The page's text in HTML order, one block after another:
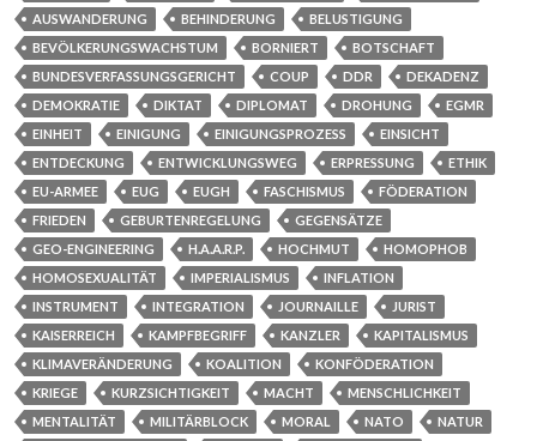
AUSWANDERUNG
BEHINDERUNG
BELUSTIGUNG
BEVÖLKERUNGSWACHSTUM
BORNIERT
BOTSCHAFT
BUNDESVERFASSUNGSGERICHT
COUP DDR
DEKADENZ
DEMOKRATIE
DIKTAT DIPLOMAT DROHUNG
EGMR
EINHEIT
EINIGUNG EINIGUNGSPROZESS
EINSICHT
ENTDECKUNG
ENTWICKLUNGSWEG ERPRESSUNG
ETHIK
EU-ARMEE
EUG EUGH FASCHISMUS
FÖDERATION
FRIEDEN
GEBURTENREGELUNG
GEGENSÄTZE
GEO-ENGINEERING
H.A.A.R.P. HOCHMUT
HOMOPHOB
HOMOSEXUALITÄT
IMPERIALISMUS
INFLATION
INSTRUMENT
INTEGRATION JOURNAILLE
JURIST
KAISERREICH
KAMPFBEGRIFF KANZLER
KAPITALISMUS
KLIMAVERÄNDERUNG
KOALITION
KONFÖDERATION
KRIEGE
KURZSICHTIGKEIT MACHT
MENSCHLICHKEIT
MENTALITÄT
MILITÄRBLOCK MORAL NATO
NATUR